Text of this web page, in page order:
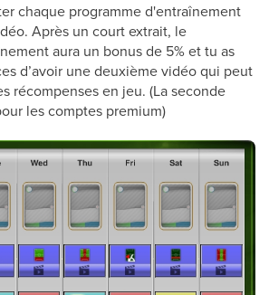
chaque programme d'entraînement
Après un court extrait, le
aura un bonus de 5% et tu as
d’avoir une deuxième vidéo qui peut
récompenses en jeu. (La seconde
les comptes premium)